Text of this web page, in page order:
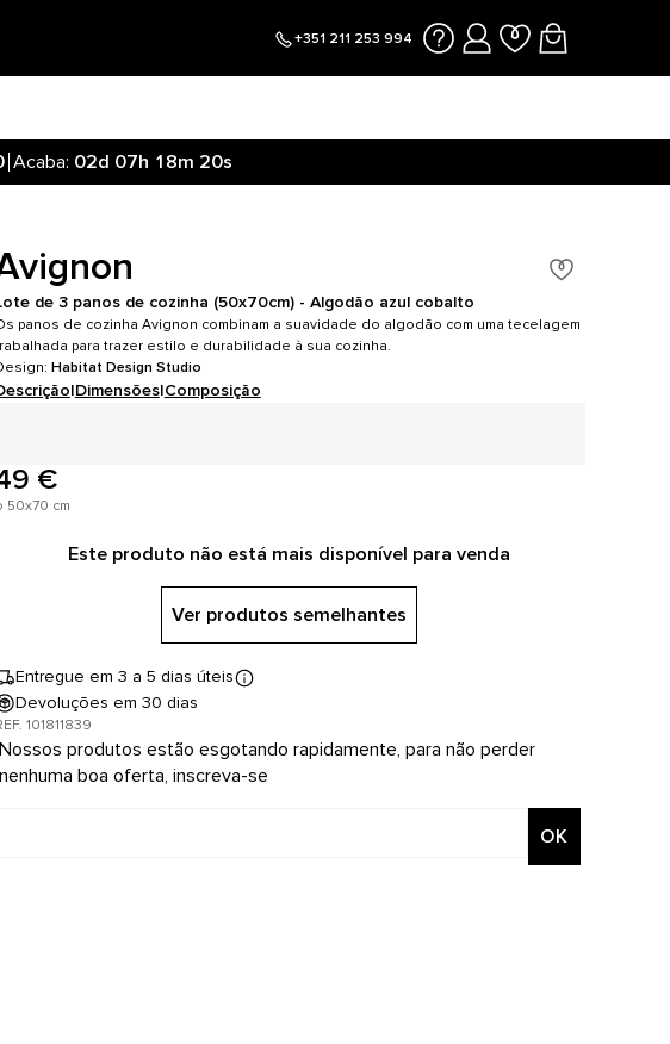
+351 211 253 994
Acaba: 02d 07h 18m 20s
de 3 panos de cozinha (50x70cm) - Algodão azul cobalto
panos de cozinha Avignon combinam a suavidade do algodão com uma tecelagem
para trazer estilo e durabilidade à sua cozinha.
Habitat Design Studio
|Dimensões|Composição
€
50x70 cm
Este produto não está mais disponível para venda
Ver produtos semelhantes
Entregue em 3 a 5 dias úteis
Devoluções em 30 dias
101811839
Nossos produtos estão esgotando rapidamente, para não perder
nenhuma boa oferta, inscreva-se
OK